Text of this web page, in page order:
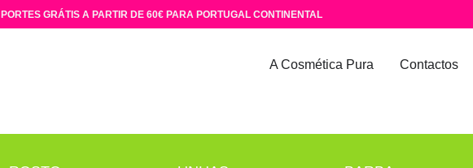
PORTES GRÁTIS A PARTIR DE 60€ PARA PORTUGAL CONTINENTAL
A Cosmética Pura Contactos